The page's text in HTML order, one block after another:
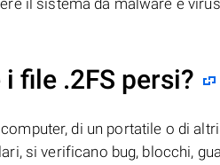
il sistema da malware e
file .2FS persi?
di un portatile o di
si verificano bug, blocchi,